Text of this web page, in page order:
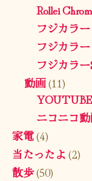
Rollei
フジカラ
フジカラ
フジカラー
動画(11)
YOUTUBE
ニコニコ
家電(4)
当たったよ(2)
散歩(50)